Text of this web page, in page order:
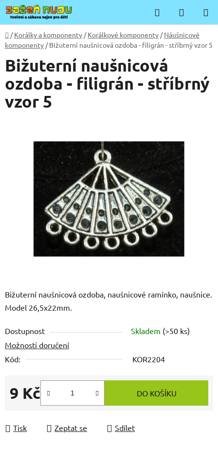
Přejít
na
obsah
Hledat
KOŠÍK
Domů
/ Korálky a komponenty / Korálkové komponenty / Náušnicové
komponenty / Bižuterní naušnicová ozdoba - filigrán - stříbrný vzor 5
Bižuterní naušnicová ozdoba, naušnicové ramínko, naušnice.
Model 26,5x22mm.
Dostupnost Skladem (>50 ks)
Možnosti doručení
Kód:
KOR2204
9 Kč
Měrná cena:
DO KOŠÍKU
Tisk Zeptat se Sdílet
Bižuterní naušnicová
ozdoba - filigrán - stříbrný
vzor 5